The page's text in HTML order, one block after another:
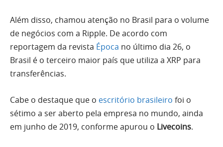
Além disso, chamou atenção no Brasil para o volume
de negócios com a Ripple. De acordo com
reportagem da revista Época no último dia 26, o
Brasil é o terceiro maior país que utiliza a XRP para
transferências.
Cabe o destaque que o escritório brasileiro foi o
sétimo a ser aberto pela empresa no mundo, ainda
em junho de 2019, conforme apurou o Livecoins.